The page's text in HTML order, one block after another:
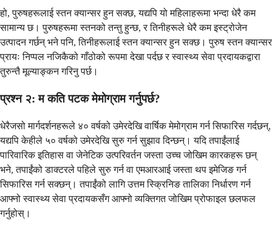
हो, पुरुषहरूलाई स्तन क्यान्सर हुन सक्छ, यद्यपि यो महिलाहरूमा भन्दा धेरै कम
सामान्य छ। पुरुषहरूमा स्तनको तन्तु हुन्छ, र तिनीहरूले धेरै कम इस्ट्रोजेन
उत्पादन गर्छन् भने पनि, तिनीहरूलाई स्तन क्यान्सर हुन सक्छ। पुरुष स्तन क्यान्सर
प्रायः निप्पल नजिकैको गाँठोको रूपमा देखा पर्दछ र स्वास्थ्य सेवा प्रदायकद्वारा
तुरुन्तै मूल्याङ्कन गरिनु पर्छ।
प्रश्न २: म कति पटक मेमोग्राम गर्नुपर्छ?
धेरैजसो मार्गदर्शनहरूले ४० वर्षको उमेरदेखि वार्षिक मेमोग्राम गर्न सिफारिस गर्दछन्,
यद्यपि केहीले ५० वर्षको उमेरदेखि सुरु गर्न सुझाव दिन्छन्। यदि तपाईंलाई
पारिवारिक इतिहास वा जेनेटिक उत्परिवर्तन जस्ता उच्च जोखिम कारकहरू छन्
भने, तपाईंको डाक्टरले पहिले सुरु गर्न वा एमआरआई जस्ता थप इमेजिङ गर्न
सिफारिस गर्न सक्छन्। तपाईंको लागि उत्तम स्क्रिनिङ तालिका निर्धारण गर्न
आफ्नो स्वास्थ्य सेवा प्रदायकसँग आफ्नो व्यक्तिगत जोखिम प्रोफाइल छलफल
गर्नुहोस्।